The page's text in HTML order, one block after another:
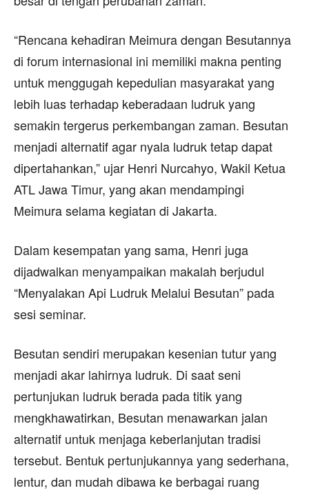
“Rencana kehadiran Meimura dengan Besutannya
di forum internasional ini memiliki makna penting
untuk menggugah kepedulian masyarakat yang
lebih luas terhadap keberadaan ludruk yang
semakin tergerus perkembangan zaman. Besutan
menjadi alternatif agar nyala ludruk tetap dapat
dipertahankan,” ujar Henri Nurcahyo, Wakil Ketua
ATL Jawa Timur, yang akan mendampingi
Meimura selama kegiatan di Jakarta.
Dalam kesempatan yang sama, Henri juga
dijadwalkan menyampaikan makalah berjudul
“Menyalakan Api Ludruk Melalui Besutan” pada
sesi seminar.
Besutan sendiri merupakan kesenian tutur yang
menjadi akar lahirnya ludruk. Di saat seni
pertunjukan ludruk berada pada titik yang
mengkhawatirkan, Besutan menawarkan jalan
alternatif untuk menjaga keberlanjutan tradisi
tersebut. Bentuk pertunjukannya yang sederhana,
lentur, dan mudah dibawa ke berbagai ruang